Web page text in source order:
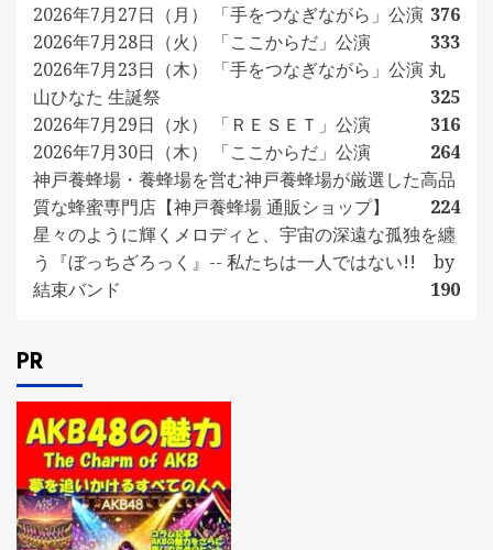
2026年7月27日（月） 「手をつなぎながら」公演 376
2026年7月28日（火） 「ここからだ」公演
333
2026年7月23日（木） 「手をつなぎながら」公演 丸
山ひなた 生誕祭
325
2026年7月29日（水） 「ＲＥＳＥＴ」公演
316
2026年7月30日（木） 「ここからだ」公演
264
神戸養蜂場・養蜂場を営む神戸養蜂場が厳選した高品
質な蜂蜜専門店【神戸養蜂場 通販ショップ】
224
星々のように輝くメロディと、宇宙の深遠な孤独を纏
う『ぼっちざろっく』-- 私たちは一人ではない!! by
結束バンド
190
PR